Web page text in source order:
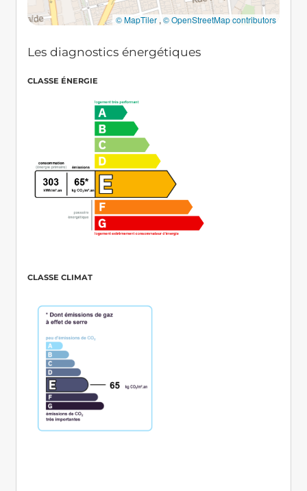
© MapTiler ,© OpenStreetMap contributors
Les diagnostics énergétiques
CLASSE ÉNERGIE
CLASSE CLIMAT